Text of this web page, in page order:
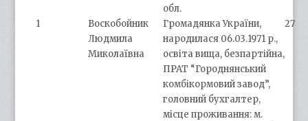
обл.
1
Воскобойник
Людмила
Миколаївна
Громадянка України,
народилася 06.03.1971 р.,
освіта вища, безпартійна,
ПРАТ “Городнянський
комбікормовий завод”,
головний бухгалтер,
місце проживання: м.
27